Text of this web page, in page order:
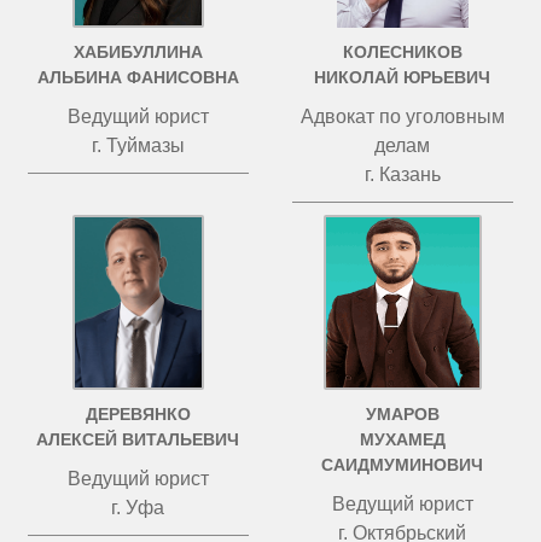
ХАБИБУЛЛИНА
АЛЬБИНА ФАНИСОВНА
Ведущий юрист
г. Туймазы
КОЛЕСНИКОВ
НИКОЛАЙ ЮРЬЕВИЧ
Адвокат по уголовным
делам
г. Казань
ДЕРЕВЯНКО
АЛЕКСЕЙ ВИТАЛЬЕВИЧ
Ведущий юрист
г. Уфа
УМАРОВ
МУХАМЕД
САИДМУМИНОВИЧ
Ведущий юрист
г. Октябрьский